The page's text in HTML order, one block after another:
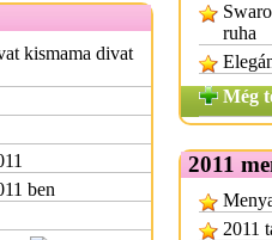
kismama divat
ben
ruha
Még
2011
2011